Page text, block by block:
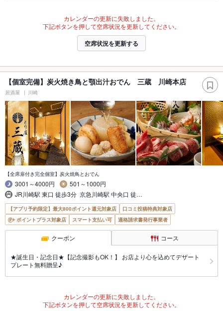
カレンダーの更新に失敗しました。
下記ボタンを押して空席状況を更新してください。
空席状況を更新する
【個室完備】炭火焼き鳥と顎出汁おでん 三蔵 川崎本店
居酒屋 川崎
【全席扉付き完全個室】炭火焼鳥とおでん
3001～4000円
501～1000円
JR川崎駅 東口 徒歩3分 京急川崎駅 中央口 徒…
【アプリ予約限定】最大800ポイント還元対象店
口コミ投稿特典対象店
ポイントプラス対象店
スマート支払い可 適格請求書発行事業者
クーポン コース
★誕生日・記念日★【記念撮影もOK！】 お店より心を込めてデザート
プレート無料贈呈♪
カレンダーの更新に失敗しました。
下記ボタンを押して空席状況を更新してください。